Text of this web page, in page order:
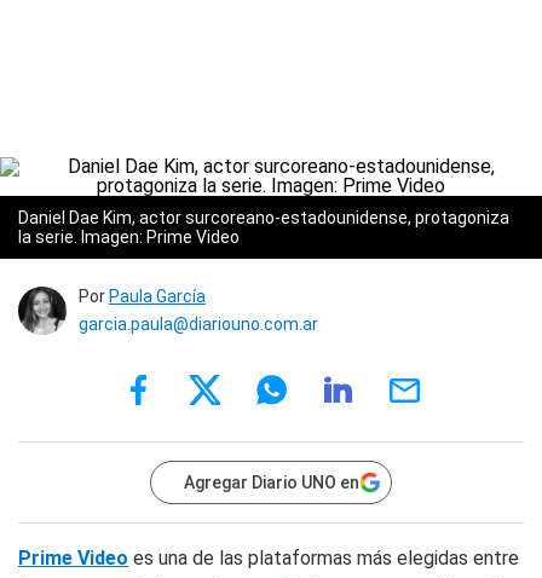
Daniel Dae Kim, actor surcoreano-estadounidense, protagoniza
la serie. Imagen: Prime Video
Por Paula García
garcia.paula@diariouno.com.ar
Agregar Diario UNO en
Prime Video es una de las plataformas más elegidas entre